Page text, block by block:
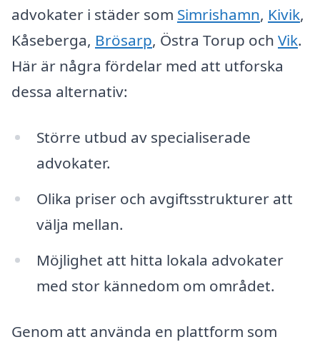
advokater i städer som Simrishamn, Kivik,
Kåseberga, Brösarp, Östra Torup och Vik.
Här är några fördelar med att utforska
dessa alternativ:
Större utbud av specialiserade
advokater.
Olika priser och avgiftsstrukturer att
välja mellan.
Möjlighet att hitta lokala advokater
med stor kännedom om området.
Genom att använda en plattform som